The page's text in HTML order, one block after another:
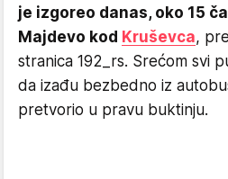
je izgoreo danas, oko 15
Majdevo kod Kruševca,
stranica 192_rs. Srećom svi
da izađu bezbedno iz
pretvorio u pravu buktinju.